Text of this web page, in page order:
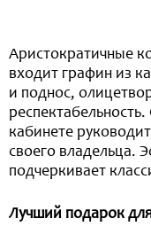
Аристократичные
входит графин из
и поднос,
кабинете
своего владельца.
подчеркивает
Лучший подарок